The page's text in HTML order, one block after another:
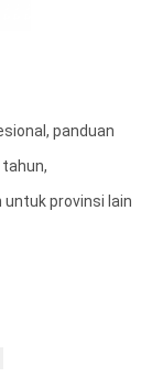
panduan
provinsi lain